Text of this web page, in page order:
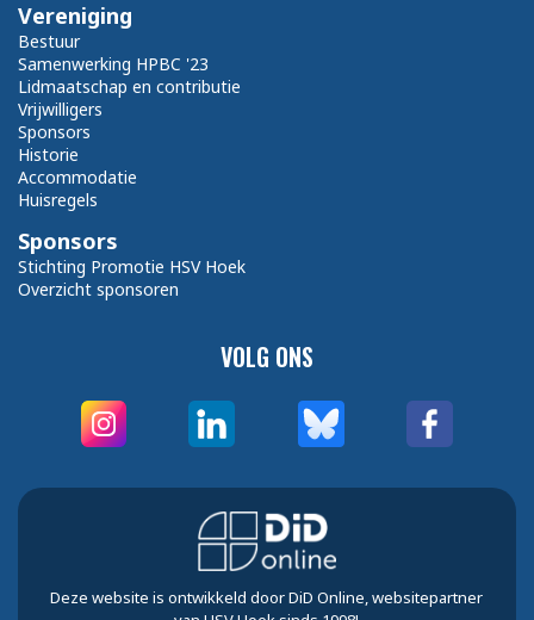
VOLG ONS
Vereniging
Bestuur
Samenwerking HPBC '23
Lidmaatschap en contributie
Vrijwilligers
Sponsors
Historie
Accommodatie
Huisregels
Sponsors
Stichting Promotie HSV Hoek
Overzicht sponsoren
Deze website is ontwikkeld door DiD Online, websitepartner